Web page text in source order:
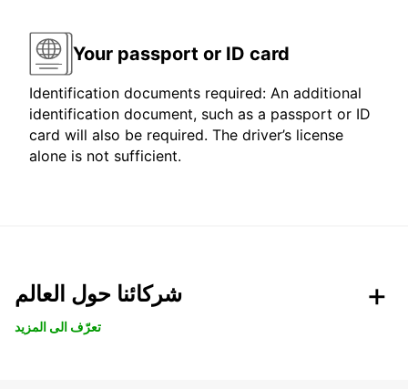
Your passport or ID card
Identification documents required: An additional
identification document, such as a passport or ID
card will also be required. The driver’s license
alone is not sufficient.
شركائنا حول العالم
تعرّف الى المزيد